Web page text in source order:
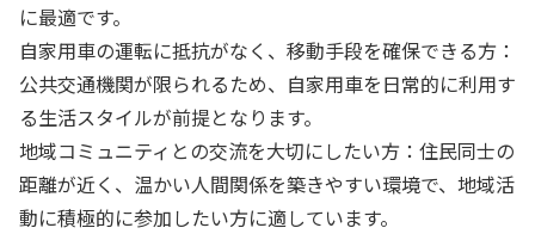
に最適です。
自家用車の運転に抵抗がなく、移動手段を確保できる方：
公共交通機関が限られるため、自家用車を日常的に利用す
る生活スタイルが前提となります。
地域コミュニティとの交流を大切にしたい方：住民同士の
距離が近く、温かい人間関係を築きやすい環境で、地域活
動に積極的に参加したい方に適しています。